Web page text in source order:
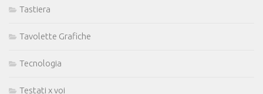
Tastiera
Tavolette Grafiche
Tecnologia
Testati x voi